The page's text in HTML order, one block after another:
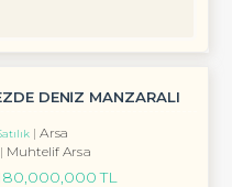
DENİZ MANZARALI
Arsa
Muhtelif Arsa
TL